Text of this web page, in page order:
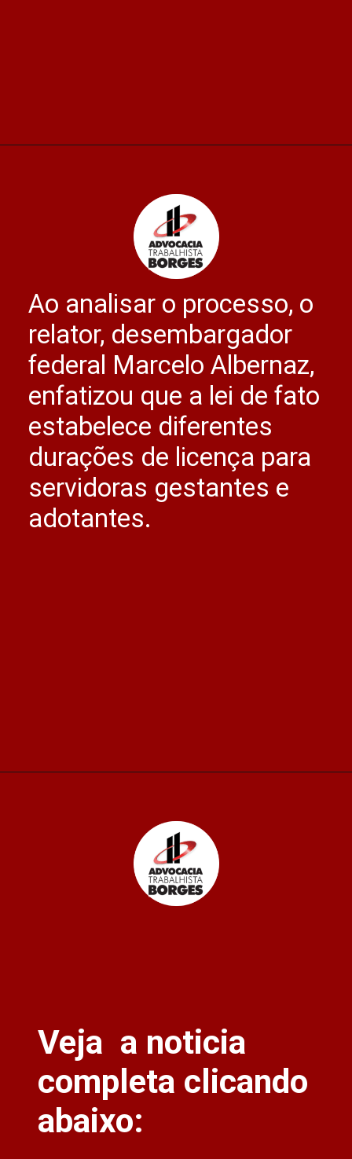
Ao analisar o processo, o
relator, desembargador
federal Marcelo Albernaz,
enfatizou que a lei de fato
estabelece diferentes
durações de licença para
servidoras gestantes e
adotantes.
Veja a noticia
completa clicando
abaixo: